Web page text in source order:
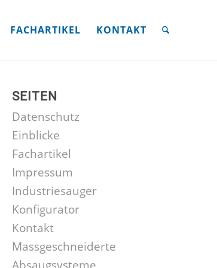
FACHARTIKEL KONTAKT
SEITEN
Datenschutz
Einblicke
Fachartikel
Impressum
Industriesauger
Konfigurator
Kontakt
Massgeschneiderte